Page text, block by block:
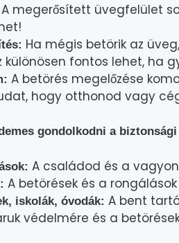
A megerősített üvegfelület
Ha mégis betörik az
különösen fontos lehet, ha
A betörés megelőzése
hogy otthonod vagy
gondolkodni a
A családod és a
A betörések és a
iskolák, óvodák: A bent
védelmére és a